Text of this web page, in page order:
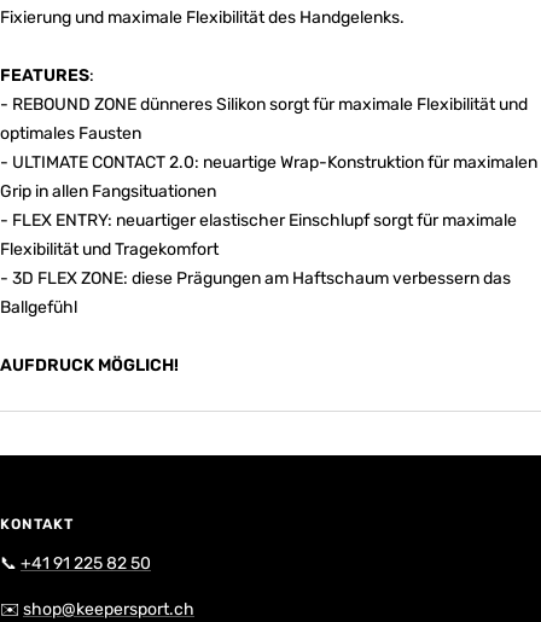
Fixierung und maximale Flexibilität des Handgelenks.
FEATURES:
- REBOUND ZONE dünneres Silikon sorgt für maximale Flexibilität und
optimales Fausten
- ULTIMATE CONTACT 2.0: neuartige Wrap-Konstruktion für maximalen
Grip in allen Fangsituationen
- FLEX ENTRY: neuartiger elastischer Einschlupf sorgt für maximale
Flexibilität und Tragekomfort
- 3D FLEX ZONE: diese Prägungen am Haftschaum verbessern das
Ballgefühl
AUFDRUCK MÖGLICH!
KONTAKT
📞 +41 91 225 82 50
✉️ shop@keepersport.ch